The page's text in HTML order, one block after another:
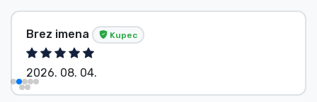
Brez imena Kupec
2026. 08. 04.